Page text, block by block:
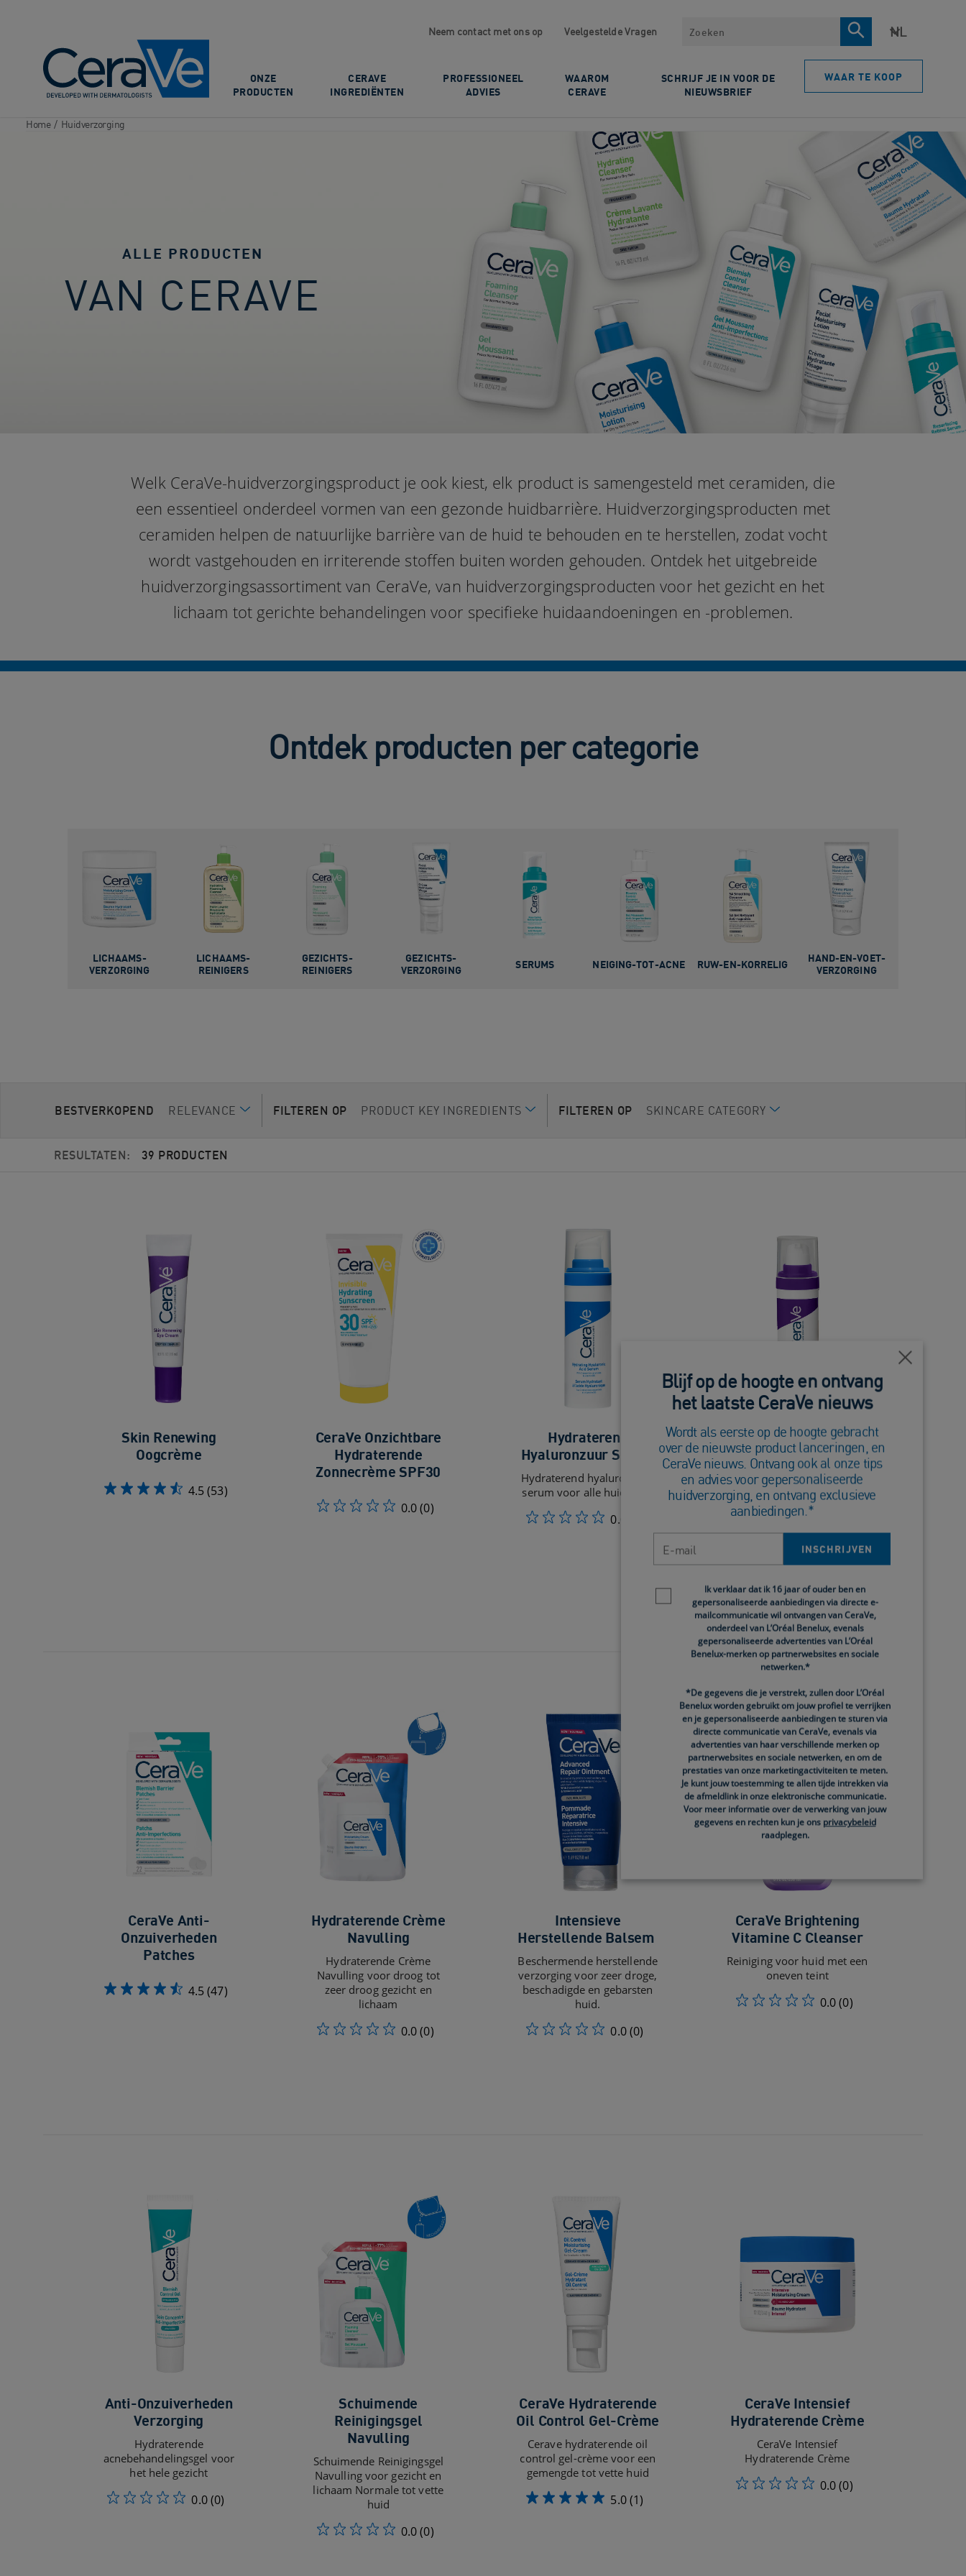
Neem contact met ons op Veelgestelde Vragen Zoeken
ONZE
PRODUCTEN
CERAVE
INGREDIËNTEN
PROFESSIONEEL
ADVIES
WAAROM
CERAVE
SCHRIJF JE IN VOOR DE
NIEUWSBRIEF
WAAR TE KOOP
Home / Huidverzorging
ALLE PRODUCTEN
VAN ​CERAVE
Welk CeraVe-huidverzorgingsproduct je ook kiest, elk product is samengesteld met ceramiden, die
een essentieel onderdeel vormen van een gezonde huidbarrière. Huidverzorgingsproducten met
ceramiden helpen de natuurlijke barrière van de huid te behouden en te herstellen, zodat vocht
wordt vastgehouden en irriterende stoffen buiten worden gehouden. Ontdek het uitgebreide
huidverzorgingsassortiment van CeraVe, van huidverzorgingsproducten voor het gezicht en het
lichaam tot gerichte behandelingen voor specifieke huidaandoeningen en -problemen.
Ontdek producten per categorie
LICHAAMS-
VERZORGING
LICHAAMS-
REINIGERS
GEZICHTS-
REINIGERS
GEZICHTS-
VERZORGING
SERUMS NEIGING-TOT-ACNE RUW-EN-KORRELIG​
HAND-EN-VOET​-
VERZORGING​
BESTVERKOPEND RELEVANCE FILTEREN OP PRODUCT KEY INGREDIENTS FILTEREN OP SKINCARE CATEGORY
RESULTATEN: 39 PRODUCTEN
Skin Renewing
Oogcrème
4.5(53)
CeraVe Onzichtbare
Hydraterende
Zonnecrème SPF30
0.0(0)
Hydraterend
Hyaluronzuur Serum
Hydraterend hyaluronzuur
serum voor alle huidtypes
0.0
Skin Renewing
Retinol Serum
CeraVe Skin Renewing
Retinol Serum
CeraVe Anti-
Onzuiverheden
Patches
4.5(47)
Hydraterende Crème
Navulling
Hydraterende Crème
Navulling voor droog tot
zeer droog gezicht en
lichaam
0.0(0)
Intensieve
Herstellende Balsem ​
Beschermende herstellende
verzorging voor zeer droge,
beschadigde en gebarsten
huid.​
0.0(0)
CeraVe Brightening
Vitamine C Cleanser
Reiniging voor huid met een
oneven teint
0.0(0)
Anti-Onzuiverheden
Verzorging
Hydraterende
acnebehandelingsgel voor
het hele gezicht
0.0(0)
Schuimende
Reinigingsgel
Navulling
Schuimende Reinigingsgel
Navulling voor gezicht en
lichaam Normale tot vette
huid
0.0(0)
CeraVe Hydraterende
Oil Control Gel-Crème
Cerave hydraterende oil
control gel-crème voor een
gemengde tot vette huid
5.0(1)
CeraVe Intensief
Hydraterende Crème
CeraVe Intensief
Hydraterende Crème
0.0(0)
Close
Blijf op de hoogte en ontvang
het laatste CeraVe nieuws
Wordt als eerste op de hoogte gebracht
over de nieuwste product lanceringen, en
CeraVe nieuws. Ontvang ook al onze tips
en advies voor gepersonaliseerde
huidverzorging, en ontvang exclusieve
aanbiedingen.*
INSCHRIJVEN
Newsletter policyIk verklaar dat ik 16 jaar of ouder ben en
gepersonaliseerde aanbiedingen via directe e-
mailcommunicatie wil ontvangen van CeraVe,
onderdeel van L’Oréal Benelux, evenals
gepersonaliseerde advertenties van L’Oréal
Benelux-merken op partnerwebsites en sociale
netwerken.*
*De gegevens die je verstrekt, zullen door L’Oréal
Benelux worden gebruikt om jouw profiel te verrijken
en je gepersonaliseerde aanbiedingen te sturen via
directe communicatie van CeraVe, evenals via
advertenties van haar verschillende merken op
partnerwebsites en sociale netwerken, en om de
prestaties van onze marketingactiviteiten te meten.
Je kunt jouw toestemming te allen tijde intrekken via
de afmeldlink in onze elektronische communicatie.
Voor meer informatie over de verwerking van jouw
gegevens en rechten kun je ons privacybeleid
raadplegen.